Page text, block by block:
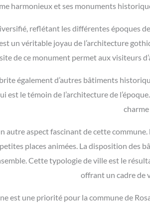
harmonieux et ses monuments
reflétant les différentes époques
un véritable joyau de l’architecture
de ce monument permet aux visiteurs
également d’autres bâtiments
est le témoin de l’architecture de
autre aspect fascinant de cette
places animées. La disposition des
Cette typologie de ville est le
offrant un cadre de
est une priorité pour la commune de